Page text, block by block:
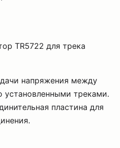
TR5722 для трека
напряжения между
установленными треками.
пластина для